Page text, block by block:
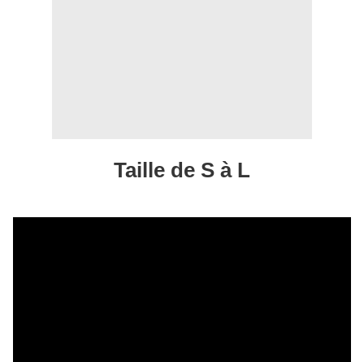
Taille de S à L